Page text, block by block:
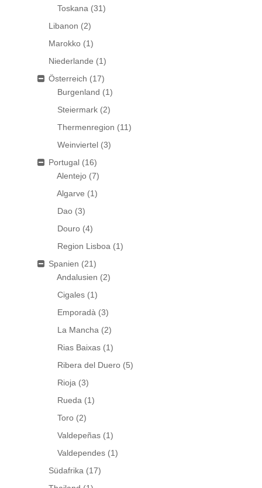
Toskana (31)
Libanon (2)
Marokko (1)
Niederlande (1)
Österreich (17)
Burgenland (1)
Steiermark (2)
Thermenregion (11)
Weinviertel (3)
Portugal (16)
Alentejo (7)
Algarve (1)
Dao (3)
Douro (4)
Region Lisboa (1)
Spanien (21)
Andalusien (2)
Cigales (1)
Emporadà (3)
La Mancha (2)
Rias Baixas (1)
Ribera del Duero (5)
Rioja (3)
Rueda (1)
Toro (2)
Valdepeñas (1)
Valdependes (1)
Südafrika (17)